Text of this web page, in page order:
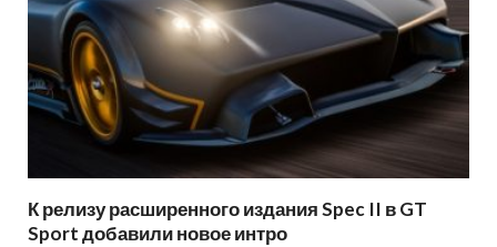
К релизу расширенного издания Spec II в GT
Sport добавили новое интро